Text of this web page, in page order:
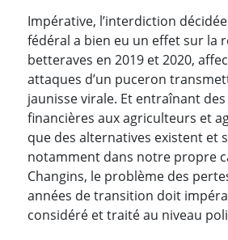
Impérative, l’interdiction
fédéral a bien eu un effet sur la
betteraves en 2019 et 2020,
attaques d’un puceron
jaunisse virale. Et entraînant
financières aux agriculteurs et
que des alternatives existent et
notamment dans notre propre
Changins, le problème des
années de transition doit
considéré et traité au niveau